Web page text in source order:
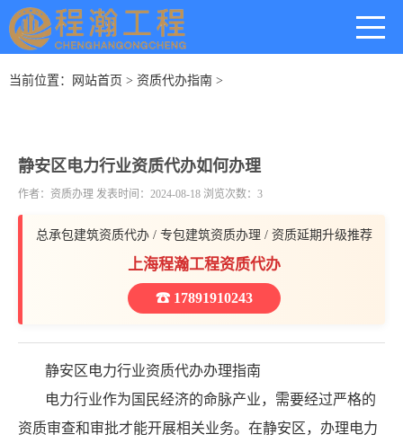
当前位置： 网站首页 > 资质代办指南 >
静安区电力行业资质代办如何办理
作者：资质办理 发表时间：2024-08-18 浏览次数：3
总承包建筑资质代办 / 专包建筑资质办理 / 资质延期升级推荐
上海程瀚工程资质代办
☎ 17891910243
静安区电力行业资质代办办理指南
电力行业作为国民经济的命脉产业，需要经过严格的
资质审查和审批才能开展相关业务。在静安区，办理电力